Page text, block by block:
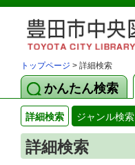
トップページ > 詳細検索
かんたん検索
詳細検索 ジャンル検索
詳細検索